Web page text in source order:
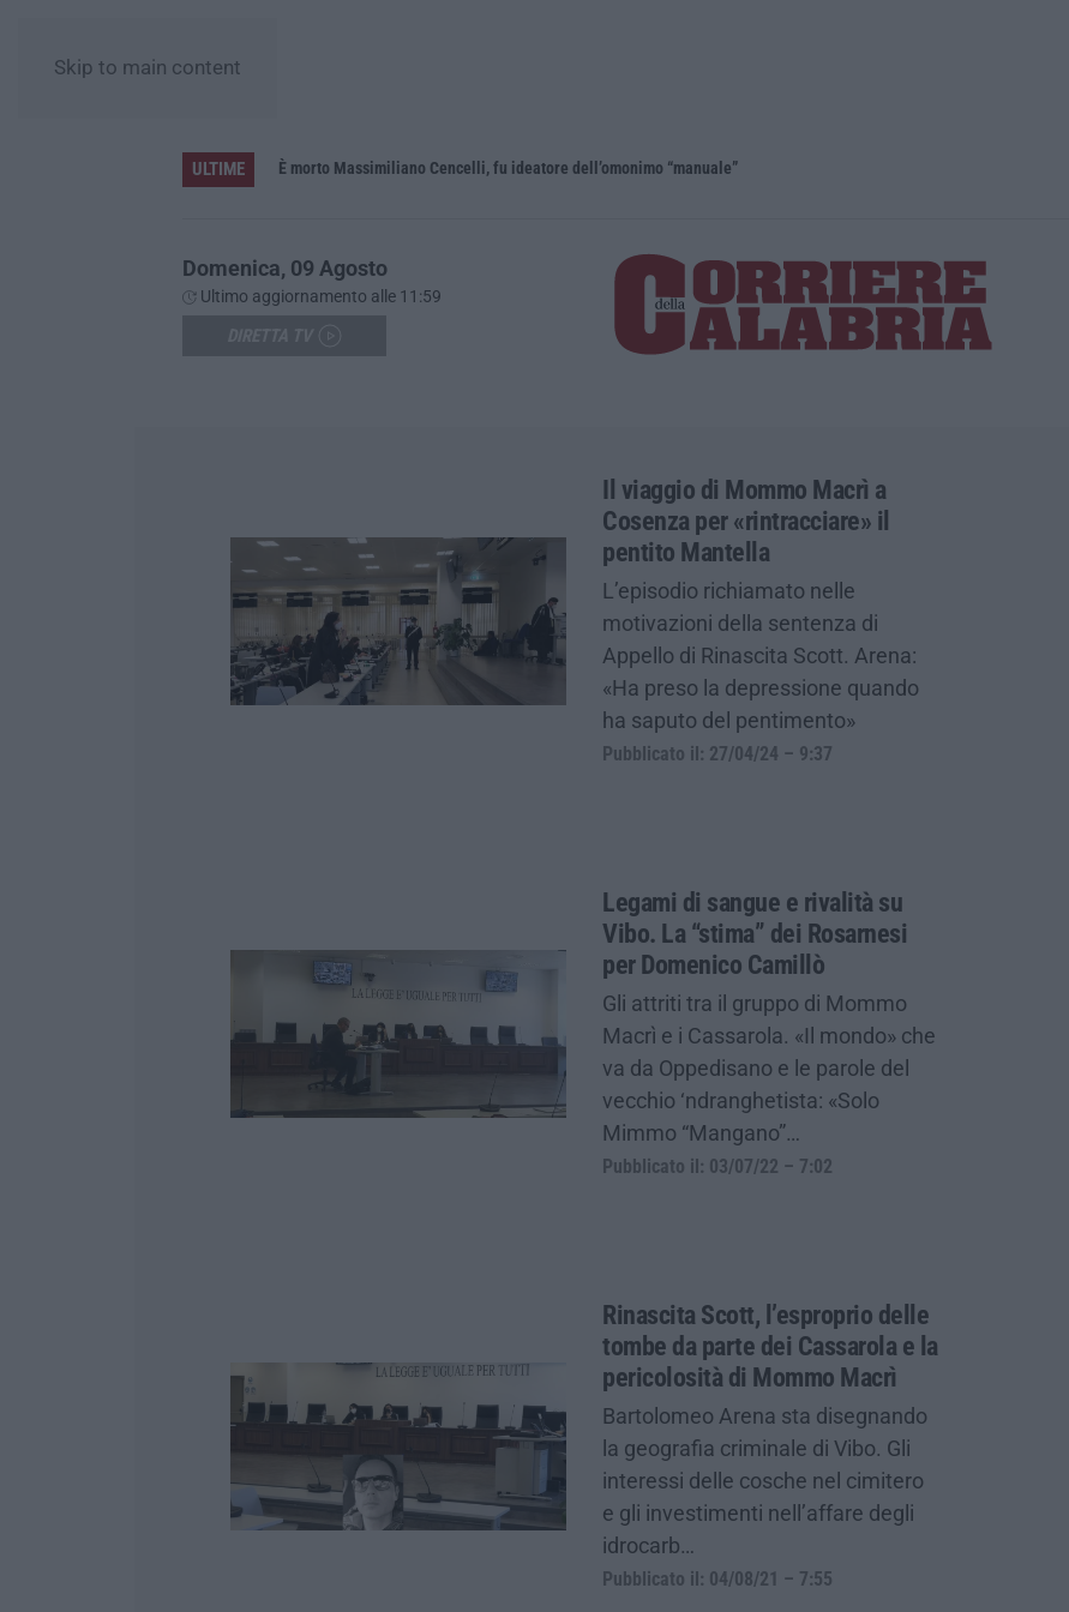
Skip to main content
ULTIME
In fiamme nella notte il capannone di un’azienda a Montegiordano, danni da oltre un milione di euro È morto Massimiliano Cencelli, fu ideatore dell’omonimo “manuale”
Domenica, 09 Agosto
Ultimo aggiornamento alle 11:59
Il viaggio di Mommo Macrì a
Cosenza per «rintracciare» il
pentito Mantella
L’episodio richiamato nelle
motivazioni della sentenza di
Appello di Rinascita Scott. Arena:
«Ha preso la depressione quando
ha saputo del pentimento»
Pubblicato il: 27/04/24 – 9:37
Legami di sangue e rivalità su
Vibo. La “stima” dei Rosarnesi
per Domenico Camillò
Gli attriti tra il gruppo di Mommo
Macrì e i Cassarola. «Il mondo» che
va da Oppedisano e le parole del
vecchio ‘ndranghetista: «Solo
Mimmo “Mangano”…
Pubblicato il: 03/07/22 – 7:02
Rinascita Scott, l’esproprio delle
tombe da parte dei Cassarola e la
pericolosità di Mommo Macrì
Bartolomeo Arena sta disegnando
la geografia criminale di Vibo. Gli
interessi delle cosche nel cimitero
e gli investimenti nell’affare degli
idrocarb…
Pubblicato il: 04/08/21 – 7:55